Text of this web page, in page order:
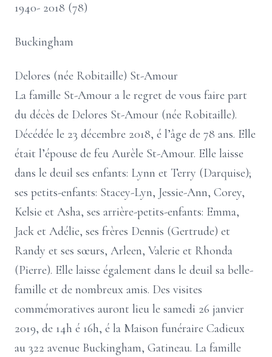
1940- 2018 (78)
Buckingham
Delores (née Robitaille) St-Amour
La famille St-Amour a le regret de vous faire part
du décès de Delores St-Amour (née Robitaille).
Décédée le 23 décembre 2018, é l’âge de 78 ans. Elle
était l’épouse de feu Aurèle St-Amour. Elle laisse
dans le deuil ses enfants: Lynn et Terry (Darquise);
ses petits-enfants: Stacey-Lyn, Jessie-Ann, Corey,
Kelsie et Asha, ses arrière-petits-enfants: Emma,
Jack et Adélie, ses frères Dennis (Gertrude) et
Randy et ses sœurs, Arleen, Valerie et Rhonda
(Pierre). Elle laisse également dans le deuil sa belle-
famille et de nombreux amis. Des visites
commémoratives auront lieu le samedi 26 janvier
2019, de 14h é 16h, é la Maison funéraire Cadieux
au 322 avenue Buckingham, Gatineau. La famille